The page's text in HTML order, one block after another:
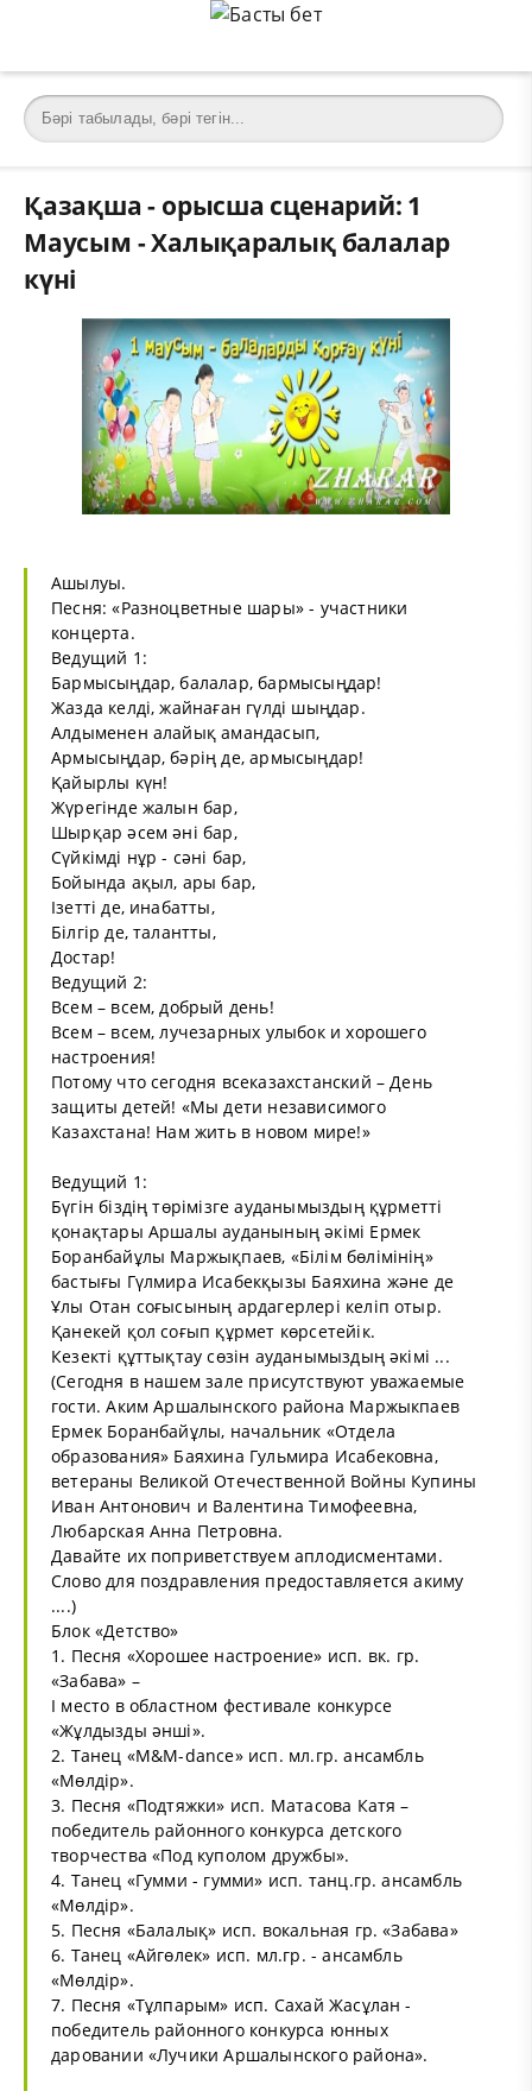
Қазақша - орысша сценарий: 1
Маусым - Халықаралық балалар
күні
Ашылуы.
Песня: «Разноцветные шары» - участники
концерта.
Ведущий 1:
Бармысыңдар, балалар, бармысыңдар!
Жазда келді, жайнаған гүлді шыңдар.
Алдыменен алайық амандасып,
Армысыңдар, бәрің де, армысыңдар!
Қайырлы күн!
Жүрегінде жалын бар,
Шырқар әсем әні бар,
Сүйкімді нұр - сәні бар,
Бойында ақыл, ары бар,
Ізетті де, инабатты,
Білгір де, талантты,
Достар!
Ведущий 2:
Всем – всем, добрый день!
Всем – всем, лучезарных улыбок и хорошего
настроения!
Потому что сегодня всеказахстанский – День
защиты детей! «Мы дети независимого
Казахстана! Нам жить в новом мире!»
Ведущий 1:
Бүгін біздің төрімізге ауданымыздың құрметті
қонақтары Аршалы ауданының әкімі Ермек
Боранбайұлы Маржықпаев, «Білім бөлімінің»
бастығы Гүлмира Исабекқызы Баяхина және де
Ұлы Отан соғысының ардагерлері келіп отыр.
Қанекей қол соғып құрмет көрсетейік.
Кезекті құттықтау сөзін ауданымыздың әкімі ...
(Сегодня в нашем зале присутствуют уважаемые
гости. Аким Аршалынского района Маржыкпаев
Ермек Боранбайұлы, начальник «Отдела
образования» Баяхина Гульмира Исабековна,
ветераны Великой Отечественной Войны Купины
Иван Антонович и Валентина Тимофеевна,
Любарская Анна Петровна.
Давайте их поприветствуем аплодисментами.
Слово для поздравления предоставляется акиму
....)
Блок «Детство»
1. Песня «Хорошее настроение» исп. вк. гр.
«Забава» –
І место в областном фестивале конкурсе
«Жұлдызды әнші».
2. Танец «М&M-dance» исп. мл.гр. ансамбль
«Мөлдір».
3. Песня «Подтяжки» исп. Матасова Катя –
победитель районного конкурса детского
творчества «Под куполом дружбы».
4. Танец «Гумми - гумми» исп. танц.гр. ансамбль
«Мөлдір».
5. Песня «Балалық» исп. вокальная гр. «Забава»
6. Танец «Айгөлек» исп. мл.гр. - ансамбль
«Мөлдір».
7. Песня «Тұлпарым» исп. Сахай Жасұлан -
победитель районного конкурса юнных
даровании «Лучики Аршалынского района».